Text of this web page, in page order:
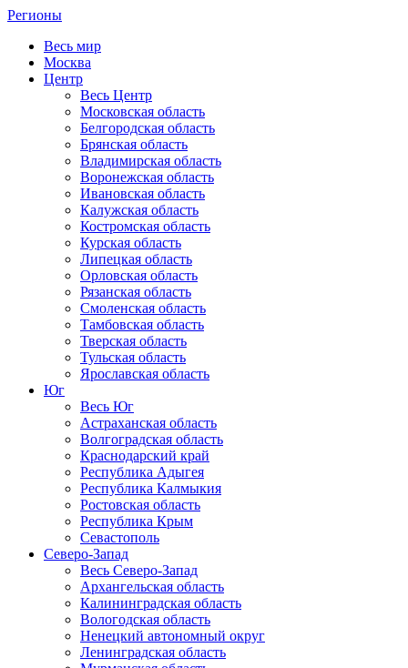
Регионы
Весь мир
Москва
Центр
Весь Центр
Московская область
Белгородская область
Брянская область
Владимирская область
Воронежская область
Ивановская область
Калужская область
Костромская область
Курская область
Липецкая область
Орловская область
Рязанская область
Смоленская область
Тамбовская область
Тверская область
Тульская область
Ярославская область
Юг
Весь Юг
Астраханская область
Волгоградская область
Краснодарский край
Республика Адыгея
Республика Калмыкия
Ростовская область
Республика Крым
Севастополь
Северо-Запад
Весь Северо-Запад
Архангельская область
Калининградская область
Вологодская область
Ненецкий автономный округ
Ленинградская область